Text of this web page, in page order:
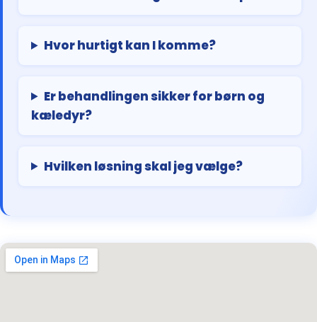
Hvor hurtigt kan I komme?
Er behandlingen sikker for børn og
kæledyr?
Hvilken løsning skal jeg vælge?